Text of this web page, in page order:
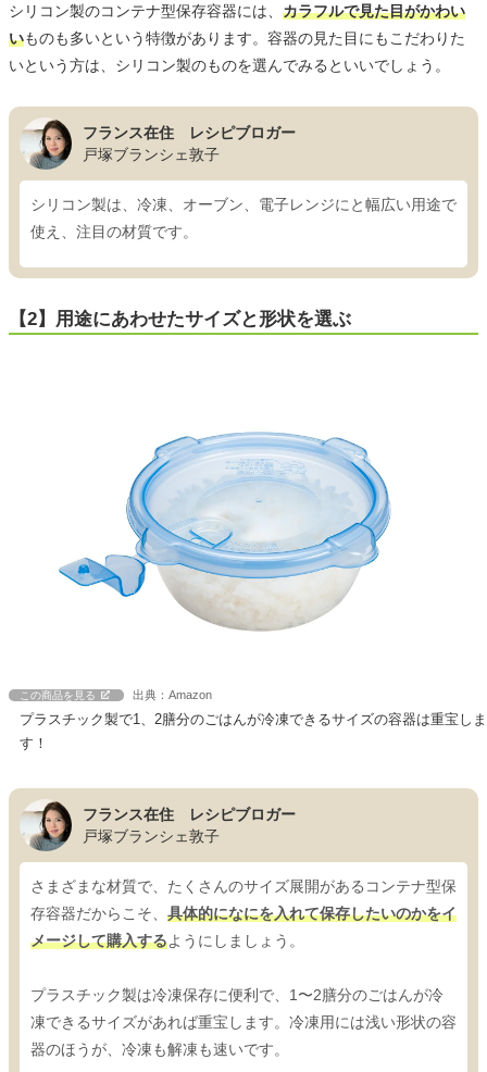
シリコン製のコンテナ型保存容器には、 カラフルで見た目がかわい
いものも多いという特徴があります。容器の見た目にもこだわりた
いという方は、シリコン製のものを選んでみるといいでしょう。
フランス在住 レシピブロガー
戸塚ブランシェ敦子
シリコン製は、冷凍、オーブン、電子レンジにと幅広い用途で
使え、注目の材質です。
【2】用途にあわせたサイズと形状を選ぶ
この商品を見る 出典：Amazon
プラスチック製で1、2膳分のごはんが冷凍できるサイズの容器は重宝しま
す！
フランス在住 レシピブロガー
戸塚ブランシェ敦子
さまざまな材質で、たくさんのサイズ展開があるコンテナ型保
存容器だからこそ、 具体的になにを入れて保存したいのかをイ
メージして購入するようにしましょう。
プラスチック製は冷凍保存に便利で、1〜2膳分のごはんが冷
凍できるサイズがあれば重宝します。冷凍用には浅い形状の容
器のほうが、冷凍も解凍も速いです。